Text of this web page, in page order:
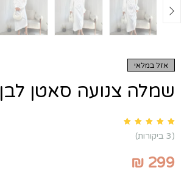
אזל במלאי
שמלה צנועה סאטן לבן
3
customer ratings(
3 ביקורות)
₪ 299